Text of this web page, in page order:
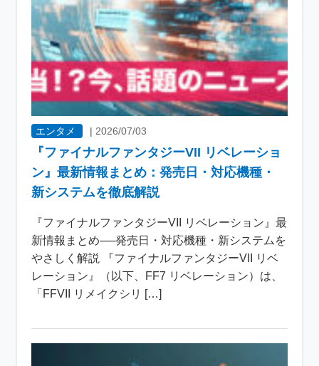
エンタメ |2026/07/03
『ファイナルファンタジーVII リベレーショ
ン』最新情報まとめ：発売日・対応機種・
新システムを徹底解説
『ファイナルファンタジーVII リベレーション』最
新情報まとめ──発売日・対応機種・新システムを
やさしく解説 『ファイナルファンタジーVII リベ
レーション』（以下、FF7 リベレーション）は、
「FFVII リメイクシリ […]